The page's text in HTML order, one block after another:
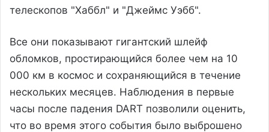
телескопов "Хаббл" и "Джеймс Уэбб".
Все они показывают гигантский шлейф
обломков, простирающийся более чем на 10
000 км в космос и сохраняющийся в течение
нескольких месяцев. Наблюдения в первые
часы после падения DART позволили оценить,
что во время этого события было выброшено